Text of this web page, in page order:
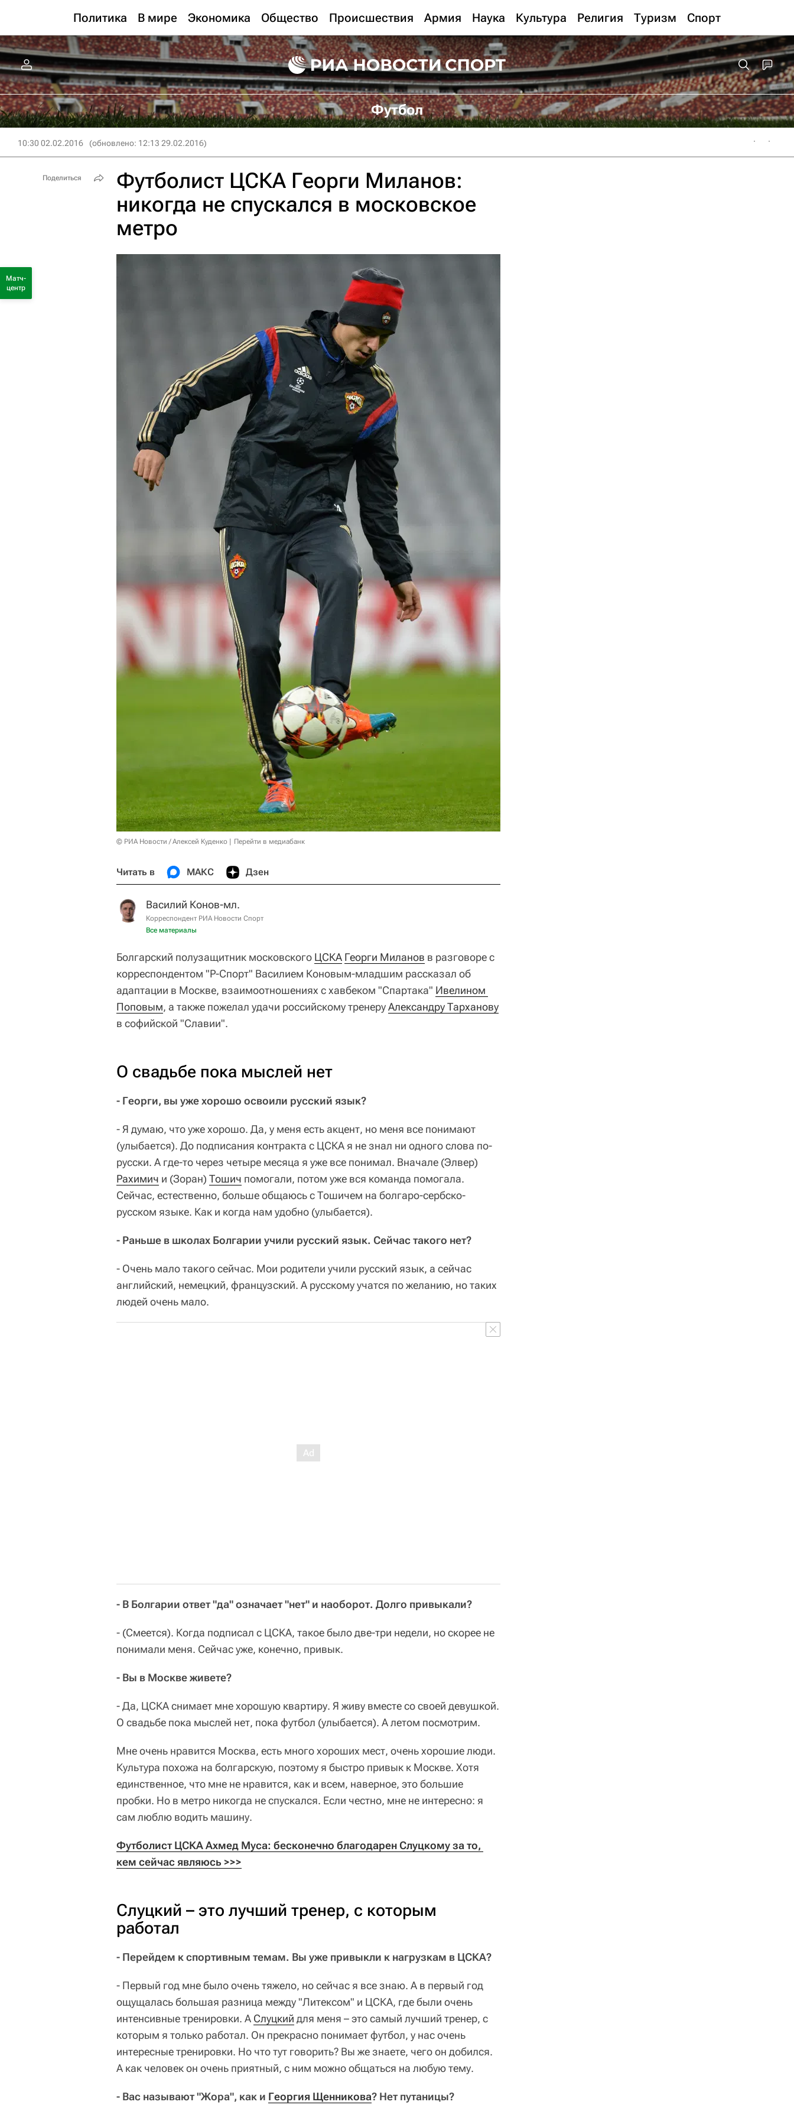
Политика В мире Экономика Общество Происшествия Армия Наука Культура Религия Туризм Спорт
Футбол
10:30 02.02.2016 (обновлено: 12:13 29.02.2016)
Футболист ЦСКА Георги Миланов:
никогда не спускался в московское
метро
© РИА Новости / Алексей Куденко Перейти в медиабанк
Читать в МАКС Дзен
Василий Конов-мл.
Корреспондент РИА Новости Спорт
Все материалы
Болгарский полузащитник московского ЦСКА Георги Миланов в разговоре с
корреспондентом "Р-Спорт" Василием Коновым-младшим рассказал об
адаптации в Москве, взаимоотношениях с хавбеком "Спартака" Ивелином
Поповым, а также пожелал удачи российскому тренеруАлександру Тарханову
в софийской "Славии".
О свадьбе пока мыслей нет
- Георги, вы уже хорошо освоили русский язык?
- Я думаю, что уже хорошо. Да, у меня есть акцент, но меня все понимают
(улыбается). До подписания контракта с ЦСКА я не знал ни одного слова по-
русски. А где-то через четыре месяца я уже все понимал. Вначале (Элвер)
Рахимич и (Зоран) Тошич помогали, потом уже вся команда помогала.
Сейчас, естественно, больше общаюсь с Тошичем на болгаро-сербско-
русском языке. Как и когда нам удобно (улыбается).
- Раньше в школах Болгарии учили русский язык. Сейчас такого нет?
- Очень мало такого сейчас. Мои родители учили русский язык, а сейчас
английский, немецкий, французский. А русскому учатся по желанию, но таких
людей очень мало.
- В Болгарии ответ "да" означает "нет" и наоборот. Долго привыкали?
- (Смеется). Когда подписал с ЦСКА, такое было две-три недели, но скорее не
понимали меня. Сейчас уже, конечно, привык.
- Вы в Москве живете?
- Да, ЦСКА снимает мне хорошую квартиру. Я живу вместе со своей девушкой.
О свадьбе пока мыслей нет, пока футбол (улыбается). А летом посмотрим.
Мне очень нравится Москва, есть много хороших мест, очень хорошие люди.
Культура похожа на болгарскую, поэтому я быстро привык к Москве. Хотя
единственное, что мне не нравится, как и всем, наверное, это большие
пробки. Но в метро никогда не спускался. Если честно, мне не интересно: я
сам люблю водить машину.
Футболист ЦСКА Ахмед Муса: бесконечно благодарен Слуцкому за то,
кем сейчас являюсь >>>
Слуцкий – это лучший тренер, с которым
работал
- Перейдем к спортивным темам. Вы уже привыкли к нагрузкам в ЦСКА?
- Первый год мне было очень тяжело, но сейчас я все знаю. А в первый год
ощущалась большая разница между "Литексом" и ЦСКА, где были очень
интенсивные тренировки. А Слуцкий для меня – это самый лучший тренер, с
которым я только работал. Он прекрасно понимает футбол, у нас очень
интересные тренировки. Но что тут говорить? Вы же знаете, чего он добился.
А как человек он очень приятный, с ним можно общаться на любую тему.
- Вас называют "Жора", как и Георгия Щенникова? Нет путаницы?
Поделиться
Матч-
центр